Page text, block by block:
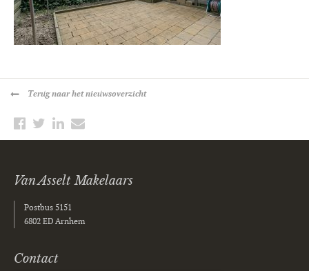
Terugnaar het nieuwsoverzicht
Van Asselt Makelaars
Postbus 5151
6802 ED Arnhem
Contact